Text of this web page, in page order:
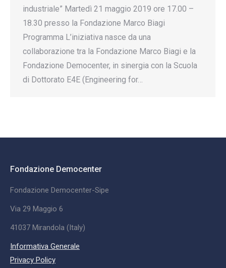
industriale” Martedì 21 maggio 2019 ore 17.00 –
18.30 presso la Fondazione Marco Biagi
Programma L’iniziativa nasce da una
collaborazione tra la Fondazione Marco Biagi e la
Fondazione Democenter, in sinergia con la Scuola
di Dottorato E4E (Engineering for…
Fondazione Democenter
Fondazione Democenter-Sipe
Via 29 Maggio 6
41037 Mirandola (Italy)
Informativa Generale
Privacy Policy